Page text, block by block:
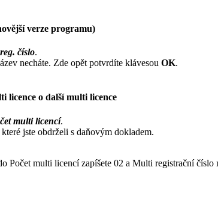
verze programu)
číslo.
necháte. Zde opět potvrdíte klávesou OK.
licence o další multi licence
multi licencí.
jste obdrželi s daňovým dokladem.
multi licencí zapíšete 02 a Multi registrační